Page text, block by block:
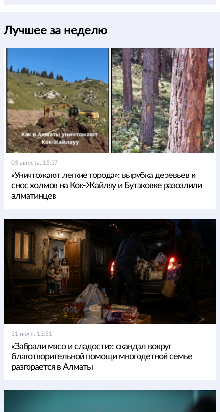
Лучшее за неделю
03 августа, 15:37
«Уничтожают легкие города»: вырубка деревьев и
снос холмов на Кок-Жайляу и Бутаковке разозлили
алматинцев
31 июля, 13:51
«Забрали мясо и сладости»: скандал вокруг
благотворительной помощи многодетной семье
разгорается в Алматы